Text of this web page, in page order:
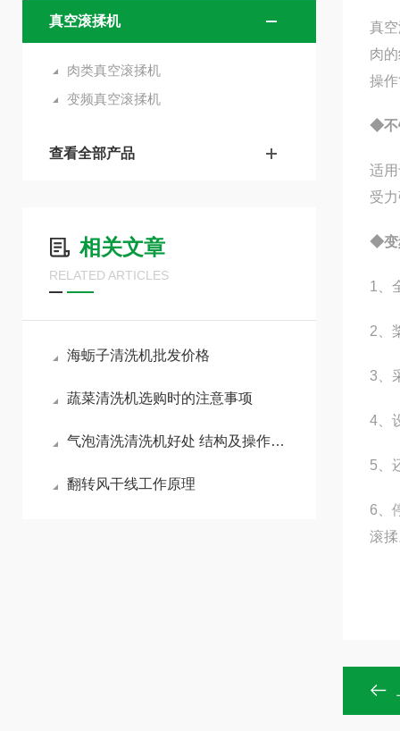
真空滚揉机
肉类真空滚揉机
变频真空滚揉机
查看全部产品
相关文章
RELATED ARTICLES
海蛎子清洗机批发价格
蔬菜清洗机选购时的注意事项
气泡清洗清洗机好处 结构及操作步骤
翻转风干线工作原理
真
肉
操
◆
适
受
◆
1、
2、
3、
4、
5、
6、
滚